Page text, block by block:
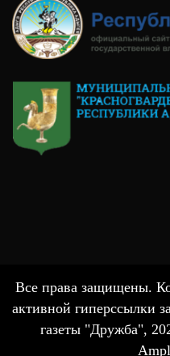
Все права защищены.
активной гиперссылки
газеты "Дружба",